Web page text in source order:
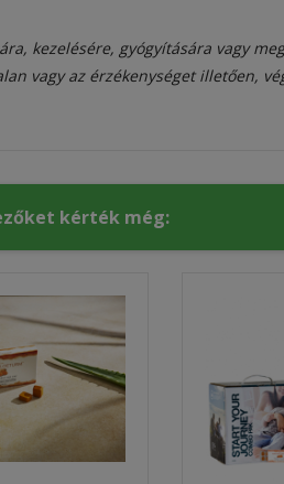
kezelésére, gyógyítására vagy
vagy az érzékenységet illetően,
kérték még: